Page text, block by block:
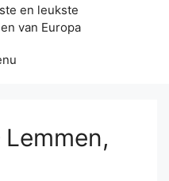
en leukste
van Europa